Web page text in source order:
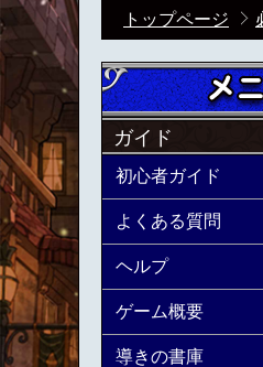
トップページ
ガイド
初心者ガイド
よくある質問
ヘルプ
ゲーム概要
導きの書庫